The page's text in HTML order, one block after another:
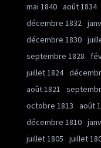
mai 1840 août 1834
décembre 1832
décembre 1830
septembre 1828
juillet 1824
août 1821
octobre 1813
août
décembre 1810
juillet 1805
juillet